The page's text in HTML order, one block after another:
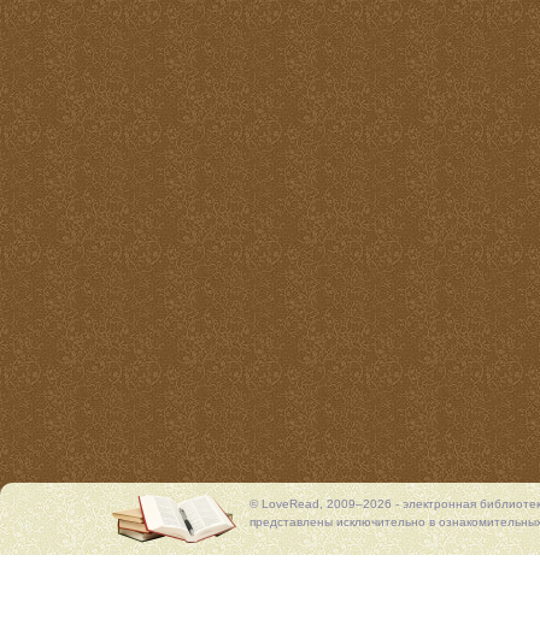
© LoveRead, 2009–2026 - электронная
представлены исключительно в